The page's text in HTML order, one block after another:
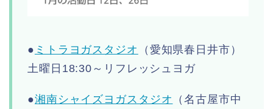
● ミトラヨガスタジオ
（愛知県春日井市）
土曜日18:30～リフレッシュヨガ
●湘南シャイズヨガスタジオ
（名古屋市中